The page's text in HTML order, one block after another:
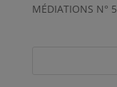
MÉDIATIONS N°